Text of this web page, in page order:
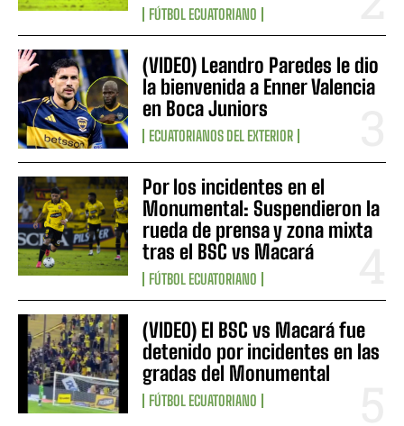
FÚTBOL ECUATORIANO
(VIDEO) Leandro Paredes le dio
la bienvenida a Enner Valencia
en Boca Juniors
ECUATORIANOS DEL EXTERIOR
Por los incidentes en el
Monumental: Suspendieron la
rueda de prensa y zona mixta
tras el BSC vs Macará
FÚTBOL ECUATORIANO
(VIDEO) El BSC vs Macará fue
detenido por incidentes en las
gradas del Monumental
FÚTBOL ECUATORIANO